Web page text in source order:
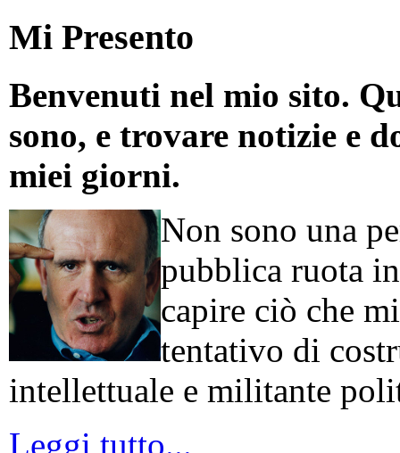
Mi Presento
Benvenuti nel mio sito.
sono, e trovare notizie e
miei giorni.
Non sono una
pubblica ruota
capire ciò che
tentativo di
intellettuale e militante
Leggi tutto...